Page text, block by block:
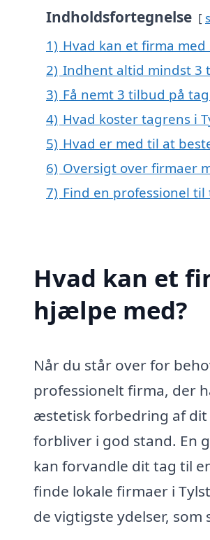
Indholdsfortegnelse
1) Hvad kan et firma
2) Indhent altid mindst 3
3) Få nemt 3 tilbud på
4) Hvad koster tagrens i
5) Hvad er med til at
6) Oversigt over firmaer
7) Find en professionel
Hvad kan et
hjælpe med?
Når du står over for
professionelt firma, der
æstetisk forbedring af
forbliver i god stand. En
kan forvandle dit tag til
finde lokale firmaer i
de vigtigste ydelser,